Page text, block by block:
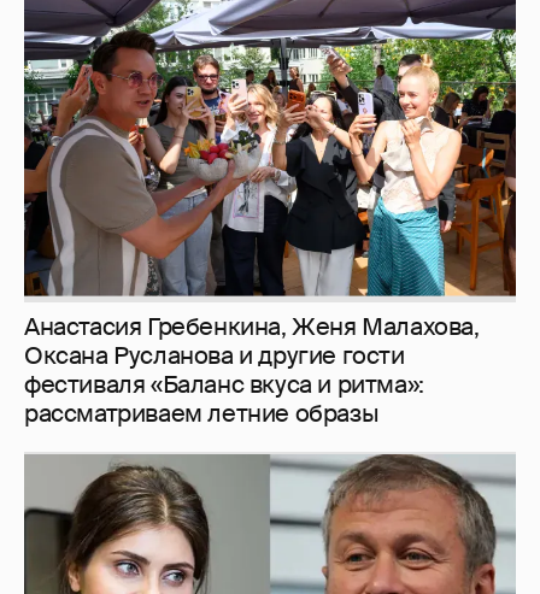
Анастасия Гребенкина, Женя Малахова,
Оксана Русланова и другие гости
фестиваля «Баланс вкуса и ритма»:
рассматриваем летние образы
И снова невеста 357